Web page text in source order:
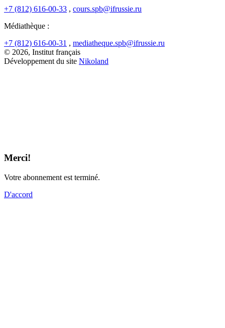
+7 (812) 616-00-33 , cours.spb@ifrussie.ru
Médiathèque :
+7 (812) 616-00-31 , mediatheque.spb@ifrussie.ru
© 2026, Institut français
Développement du site Nikoland
Merci!
Votre abonnement est terminé.
D'accord